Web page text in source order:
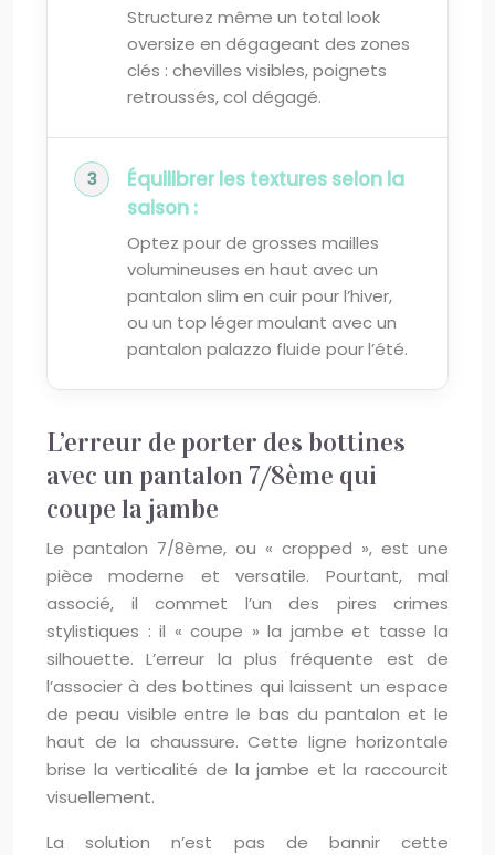
Structurez même un total look
oversize en dégageant des zones
clés : chevilles visibles, poignets
retroussés, col dégagé.
Équilibrer les textures selon la
saison :
Optez pour de grosses mailles
volumineuses en haut avec un
pantalon slim en cuir pour l’hiver,
ou un top léger moulant avec un
pantalon palazzo fluide pour l’été.
L’erreur de porter des bottines
avec un pantalon 7/8ème qui
coupe la jambe
Le pantalon 7/8ème, ou « cropped », est une
pièce moderne et versatile. Pourtant, mal
associé, il commet l’un des pires crimes
stylistiques : il « coupe » la jambe et tasse la
silhouette. L’erreur la plus fréquente est de
l’associer à des bottines qui laissent un espace
de peau visible entre le bas du pantalon et le
haut de la chaussure. Cette ligne horizontale
brise la verticalité de la jambe et la raccourcit
visuellement.
La solution n’est pas de bannir cette